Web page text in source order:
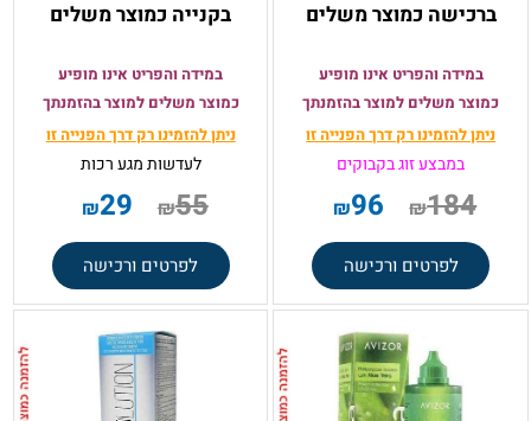
ברכישה כמוצר משלים
במידה והפריט אינו מופיע
כמוצר משלים למוצר בהזמנתך
ניתן להזמינו רק דרך הפנייה זו
במבצע זוג בקבוקים
₪184
₪96
לפרטים ורכישה
בקנייה כמוצר משלים
במידה והפריט אינו מופיע
כמוצר משלים למוצר בהזמנתך
ניתן להזמינו רק דרך הפנייה זו
לעדשות מגע רכות
₪55
₪29
לפרטים ורכישה